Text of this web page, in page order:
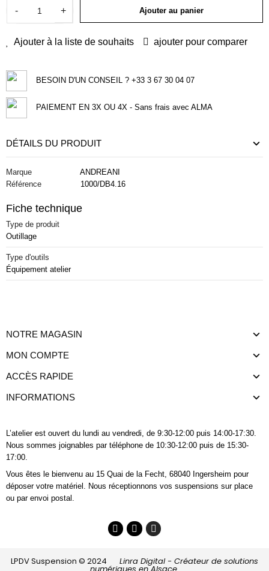
- + Ajouter au panier
Ajouter à la liste de souhaits ajouter pour comparer
BESOIN D'UN CONSEIL ? +33 3 67 30 04 07
PAIEMENT EN 3X OU 4X - Sans frais avec ALMA
DÉTAILS DU PRODUIT
Marque
ANDREANI
Référence
1000/DB4.16
Fiche technique
Type de produit
Outillage
Type d'outils
Équipement atelier
NOTRE MAGASIN
MON COMPTE
ACCÈS RAPIDE
INFORMATIONS
L’atelier est ouvert du lundi au vendredi, de 9:30-12:00 puis 14:00-17:30.
Nous sommes joignables par téléphone de 10:30-12:00 puis de 15:30-
17:00.
Vous êtes le bienvenu au 15 Quai de la Fecht, 68040 Ingersheim pour
déposer votre matériel. Nous réceptionnons vos suspensions sur place
ou par envoi postal.
LPDV Suspension © 2024 Linra Digital - Créateur de solutions